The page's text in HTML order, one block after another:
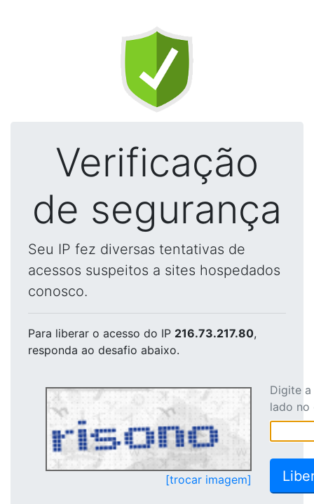
Verificação
de segurança
Seu IP fez diversas tentativas de
acessos suspeitos a sites hospedados
conosco.
Para liberar o acesso do IP 216.73.217.80,
responda ao desafio abaixo.
[trocar imagem]
Digite
lado no